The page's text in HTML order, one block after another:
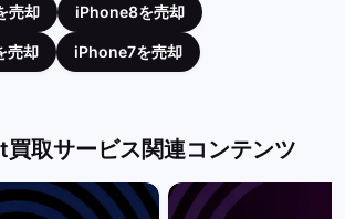
売却 iPhone8を売却
売却 iPhone7を売却
取サービス関連コンテンツ